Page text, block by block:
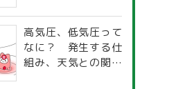
高気圧、低気圧って
なに？ 発生する仕
組み、天気との関係